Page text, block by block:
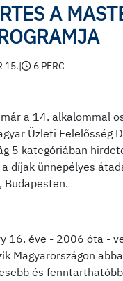
A
15.| 6 PERC
a 14. alkalommal
Üzleti Felelősség
5 kategóriában
díjak ünnepélyes
Budapesten.
16. éve - 2006 óta -
Magyarországon
és